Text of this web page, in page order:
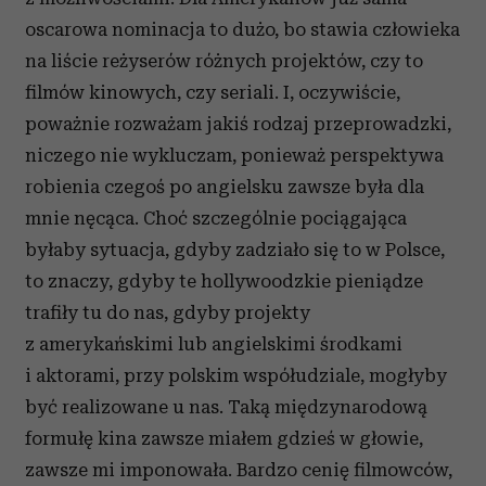
korzystania z ich usług.
oscarowa nominacja to dużo, bo stawia człowieka
na liście reżyserów różnych projektów, czy to
filmów kinowych, czy seriali. I, oczywiście,
poważnie rozważam jakiś rodzaj przeprowadzki,
niczego nie wykluczam, ponieważ perspektywa
robienia czegoś po angielsku zawsze była dla
mnie nęcąca. Choć szczególnie pociągająca
byłaby sytuacja, gdyby zadziało się to w Polsce,
to znaczy, gdyby te hollywoodzkie pieniądze
trafiły tu do nas, gdyby projekty
z amerykańskimi lub angielskimi środkami
i aktorami, przy polskim współudziale, mogłyby
być realizowane u nas. Taką międzynarodową
formułę kina zawsze miałem gdzieś w głowie,
zawsze mi imponowała. Bardzo cenię filmowców,